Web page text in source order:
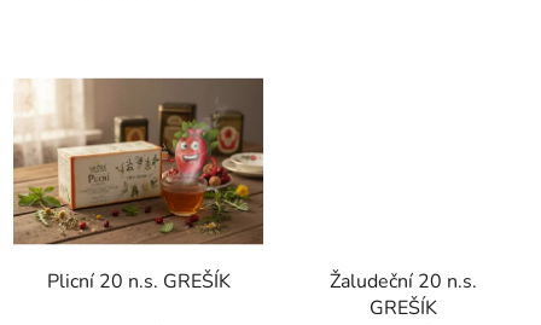
Plicní 20 n.s. GREŠÍK
Žaludeční 20 n.s.
GREŠÍK